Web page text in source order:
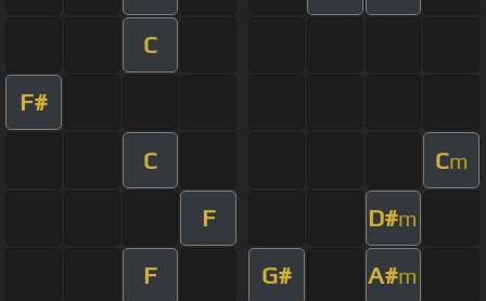
C
F#
C Cm
F D#m
F G# A#m